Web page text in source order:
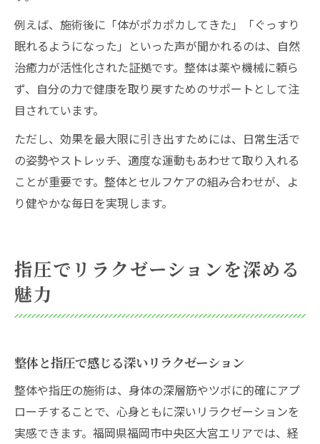
例えば、施術後に「体がポカポカしてきた」「ぐっすり
眠れるようになった」といった声が聞かれるのは、自然
治癒力が活性化された証拠です。整体は薬や機械に頼ら
ず、自分の力で健康を取り戻すためのサポートとして注
目されています。
ただし、効果を最大限に引き出すためには、日常生活で
の姿勢やストレッチ、適度な運動もあわせて取り入れる
ことが重要です。整体とセルフケアの組み合わせが、よ
り健やかな毎日を実現します。
指圧でリラクゼーションを深める
魅力
整体と指圧で感じる深いリラクゼーション
整体や指圧の施術は、身体の深層筋やツボに的確にアプ
ローチすることで、心身ともに深いリラクゼーションを
実感できます。福岡県福岡市中央区大宮エリアでは、経